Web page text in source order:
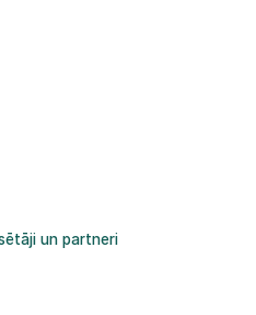
un partneri